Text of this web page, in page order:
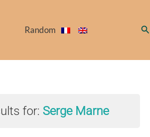
Random
for: Serge Marne